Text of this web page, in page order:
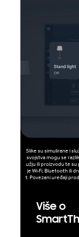
Slike su simulirane i
svojstva mogu se
užju ili proizvodu te
je Wi-Fi, Bluetooth ili
t. Povezani uređaji
Više o